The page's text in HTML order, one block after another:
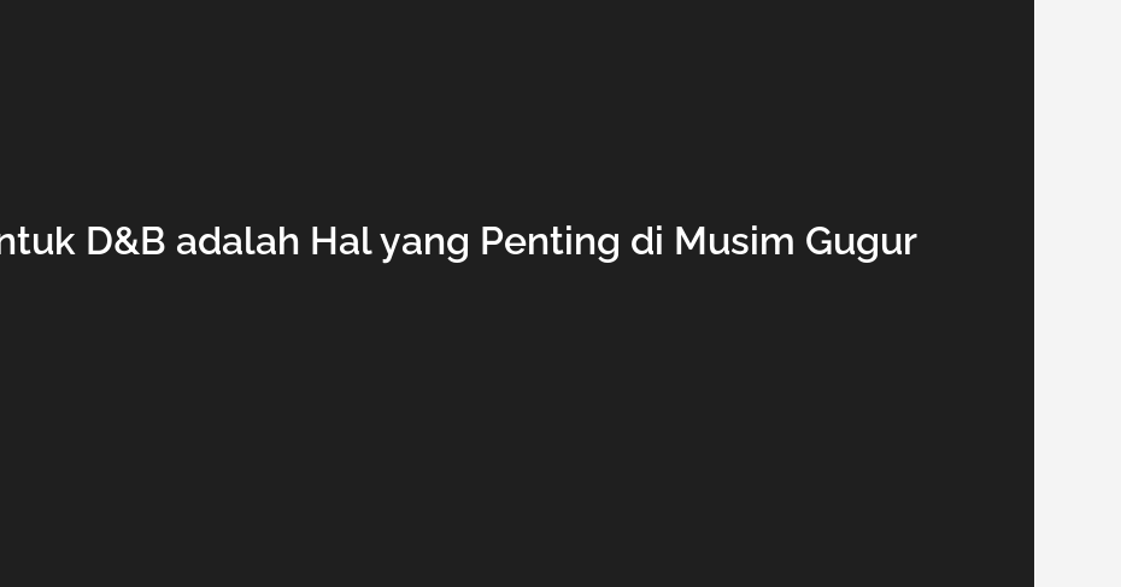
D&B adalah Hal yang Penting di Musim Gugur